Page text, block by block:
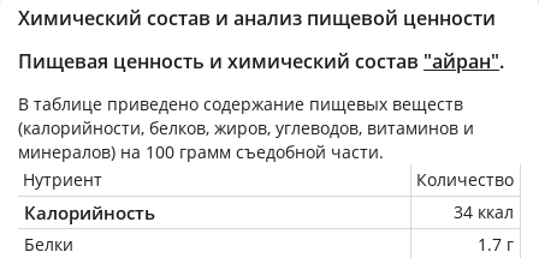
Химический состав и анализ пищевой ценности
Пищевая ценность и химический состав "айран".
В таблице приведено содержание пищевых веществ
(калорийности, белков, жиров, углеводов, витаминов и
минералов) на 100 грамм съедобной части.
Нутриент
Количество
Калорийность
34 ккал
Белки
1.7 г